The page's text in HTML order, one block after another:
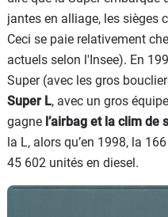
jantes en alliage, les sièges
Ceci se paie relativement
actuels selon l'Insee). En
Super (avec les gros
Super L, avec un gros
gagne l’airbag et la clim de
la L, alors qu’en 1998, la
45 602 unités en diesel.